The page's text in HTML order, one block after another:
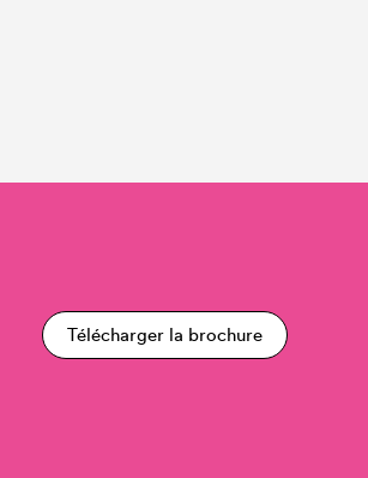
Télécharger la brochure